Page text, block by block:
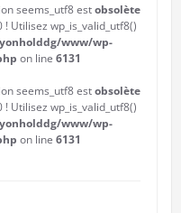
seems_utf8 estobsolète
Utilisez wp_is_valid_utf8()
www/wp-
on line 6131
seems_utf8 estobsolète
Utilisez wp_is_valid_utf8()
www/wp-
on line 6131